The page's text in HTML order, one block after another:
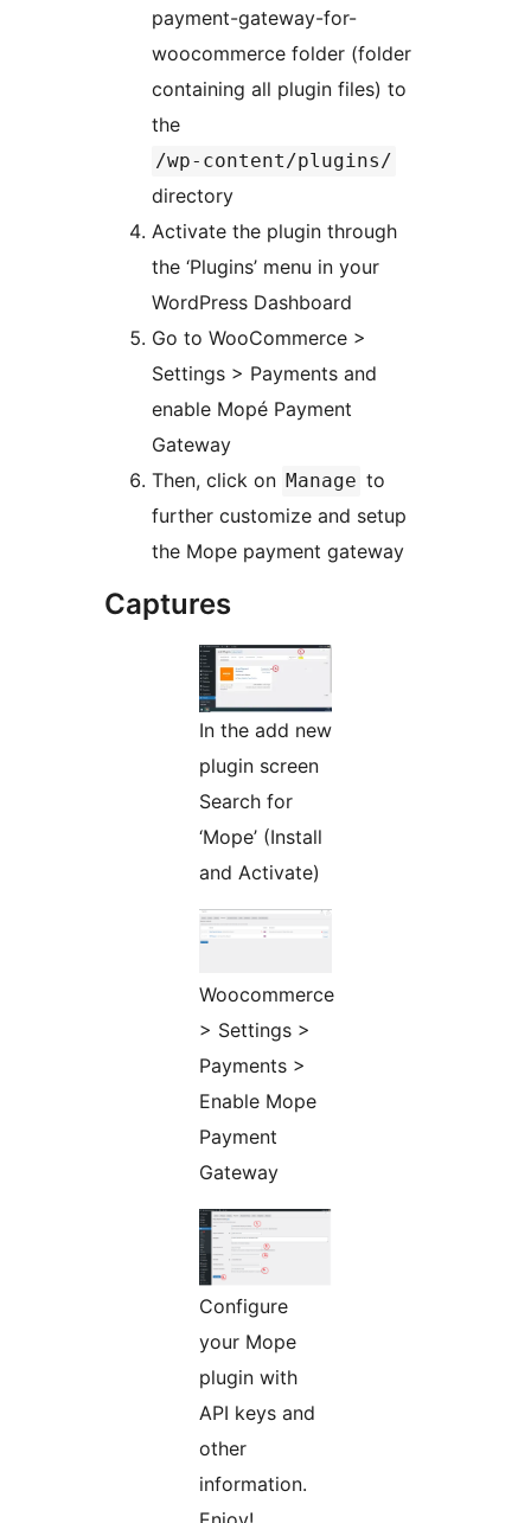
payment-gateway-for-
woocommerce folder (folder
containing all plugin files) to
the
/wp-content/plugins/
directory
Activate the plugin through
the ‘Plugins’ menu in your
WordPress Dashboard
Go to WooCommerce >
Settings > Payments and
enable Mopé Payment
Gateway
Then, click on Manage to
further customize and setup
the Mope payment gateway
Captures
In the add new
plugin screen
Search for
‘Mope’ (Install
and Activate)
Woocommerce
> Settings >
Payments >
Enable Mope
Payment
Gateway
Configure
your Mope
plugin with
API keys and
other
information.